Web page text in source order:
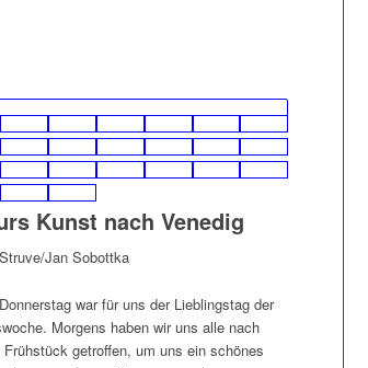
Kunst nach Venedig
Jan Sobottka
war für uns der Lieblingstag der
Morgens haben wir uns alle nach
Frühstück getroffen, um uns ein schönes